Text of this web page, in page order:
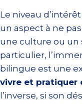
Le niveau
un aspect à ne
une culture ou un
particulier,
bilingue est une
vivre et pratiquer
l’inverse, si son